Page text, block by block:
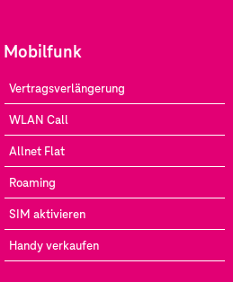
Mobilfunk
Vertragsverlängerung
WLAN Call
Allnet Flat
Roaming
SIM aktivieren
Handy verkaufen